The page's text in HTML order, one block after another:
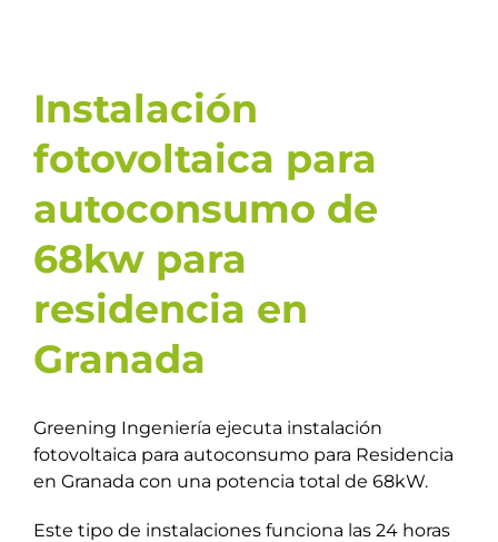
Instalación
fotovoltaica para
autoconsumo de
68kw para
residencia en
Granada
Greening Ingeniería ejecuta instalación
fotovoltaica para autoconsumo para Residencia
en Granada con una potencia total de 68kW.
Este tipo de instalaciones funciona las 24 horas